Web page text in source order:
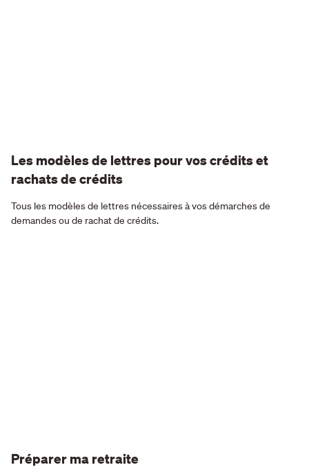
Les modèles de lettres pour vos crédits et
rachats de crédits
Tous les modèles de lettres nécessaires à vos démarches de
demandes ou de rachat de crédits.
Préparer ma retraite